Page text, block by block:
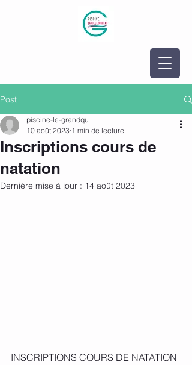
Post
Inscriptions cours de
natation
piscine-le-grandqu
10 août 2023 1 min de lecture
Dernière mise à jour : 14 août 2023
INSCRIPTIONS COURS DE NATATION